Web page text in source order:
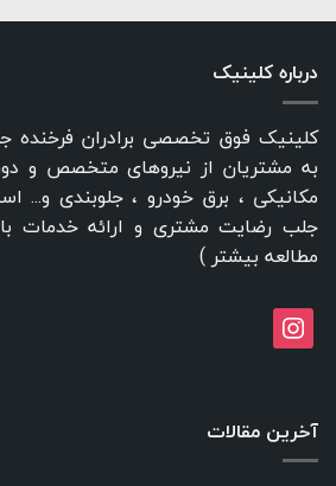
درباره کلینیک
کلینیک فوق تخصصی برادران فرخنده
به مشتریان از نیروهای متخصص و
مکانیکی ، برق خودرو ، جلوبندی و...
جلب رضایت مشتری و ارائه خدمات
مطالعه بیشتر )
instagram
آخرین مقالات